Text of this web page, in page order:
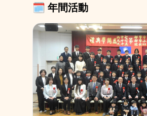
🗓️ 年間活動